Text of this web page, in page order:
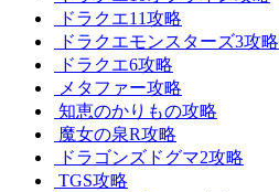
ドラクエ11攻略
ドラクエモンスターズ3攻略
ドラクエ6攻略
メタファー攻略
知恵のかりもの攻略
魔女の泉R攻略
ドラゴンズドグマ2攻略
TGS攻略